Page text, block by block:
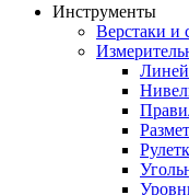
Инструменты
Верстаки и